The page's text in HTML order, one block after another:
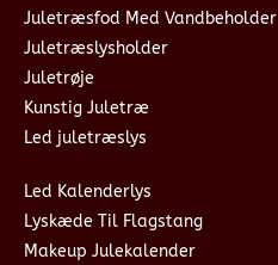
Juletræsfod Med Vandbeholder
Juletræslysholder
Juletrøje
Kunstig Juletræ
Led juletræslys
Led Kalenderlys
Lyskæde Til Flagstang
Makeup Julekalender